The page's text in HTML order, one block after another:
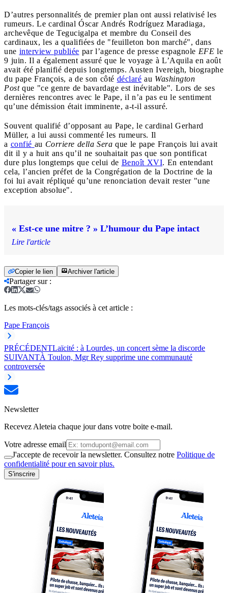
D’autres personnalités de premier plan ont aussi relativisé les
rumeurs. Le cardinal Óscar Andrés Rodríguez Maradiaga,
archevêque de Tegucigalpa et membre du Conseil des
cardinaux, les a qualifiées de "feuilleton bon marché", dans
une interview publiée par l’agence de presse espagnole EFE le
9 juin. Il a également assuré que le voyage à L’Aquila en août
avait été planifié depuis longtemps. Austen Ivereigh, biographe
du pape François, a de son côté déclaré au Washington
Postque "ce genre de bavardage est inévitable". Lors de ses
dernières rencontres avec le Pape, il n’a pas eu le sentiment
qu’une démission était imminente, a-t-il assuré.
Souvent qualifié d’opposant au Pape, le cardinal Gerhard
Müller, a lui aussi commenté les rumeurs. Il
a confié au Corriere della Sera que le pape François lui avait
dit il y a huit ans qu’il ne souhaitait pas que son pontificat
dure plus longtemps que celui de Benoît XVI. En entendant
cela, l’ancien préfet de la Congrégation de la Doctrine de la
foi lui avait répliqué qu’une renonciation devait rester "une
exception absolue".
« Est-ce une mitre ? » L’humour du Pape intact
Lire l'article
Copier le lien Archiver l'article
Partager sur:
Les mots-clés/tags associés à cet article :
Pape François
PRÉCÉDENTLaïcité : à Lourdes, un concert sème la discorde
SUIVANTÀ Toulon, Mgr Rey supprime une communauté
controversée
Newsletter
Recevez Aleteia chaque jour dans votre boite e-mail.
Votre adresse email
J'accepte de recevoir la newsletter. Consultez notre Politique de
confidentialité pour en savoir plus.
S'inscrire